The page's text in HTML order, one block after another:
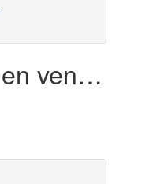
0 terrain atelier en vente à Drancy (93)